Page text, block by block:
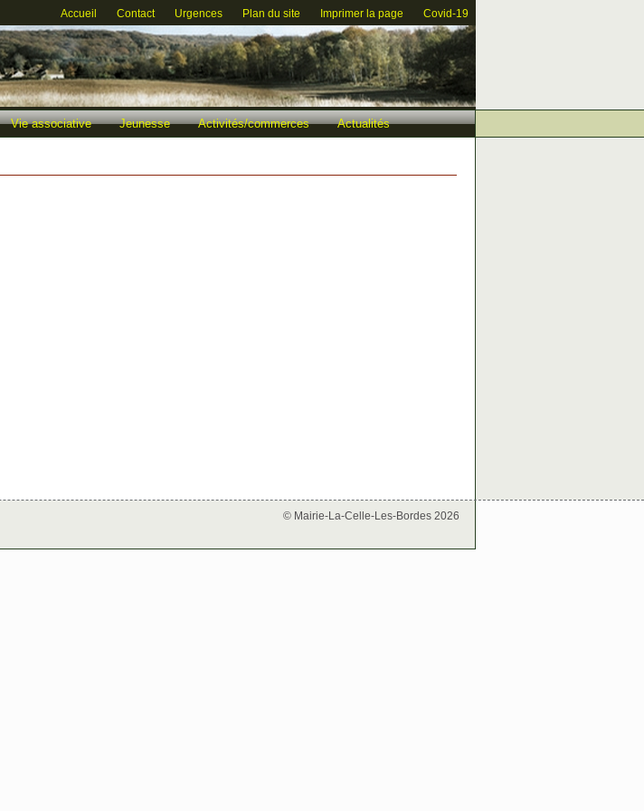
Accueil Contact Urgences Plan du site Imprimer la page Covid-19
Vie associative Jeunesse Activités/commerces Actualités
© Mairie-La-Celle-Les-Bordes 2026